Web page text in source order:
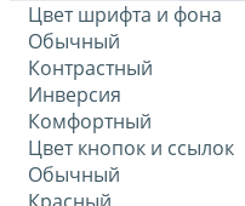
Цвет шрифта и фона
Обычный
Контрастный
Инверсия
Комфортный
Цвет кнопок и ссылок
Обычный